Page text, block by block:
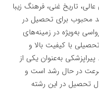
تاریخ غنی، فرهنگ زیبا
محبوب برای تحصیل در
به‌ویژه در زمینه‌های
با کیفیت بالا و
به‌عنوان یکی از
در حال رشد است و
تحصیل در این رشته